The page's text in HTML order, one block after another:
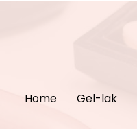
Home Gel-lak